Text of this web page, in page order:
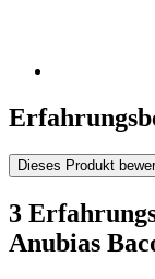
Dieses Produkt
3
Anubias